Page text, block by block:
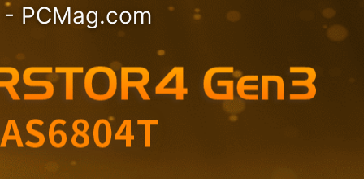
- PCMag.com
하는 가성비 뛰어난
위한 믿을 수 있는 저